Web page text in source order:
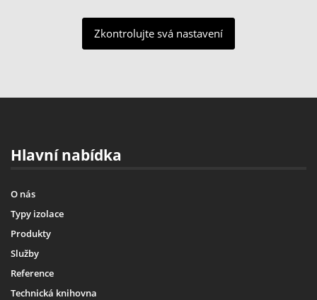
Zkontrolujte svá nastavení
Hlavní nabídka
O nás
Typy izolace
Produkty
Služby
Reference
Technická knihovna